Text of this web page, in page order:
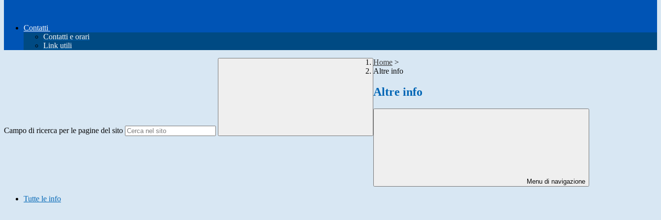
Contatti
Contatti e orari
Link utili
Campo di ricerca per le pagine del sito
Home >
Altre info
Altre info
Menu di navigazione
Tutte le info